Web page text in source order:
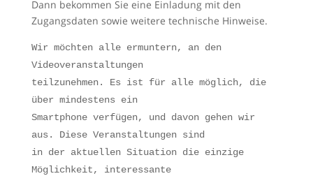
Dann bekommen Sie eine Einladung mit den
Zugangsdaten sowie weitere technische Hinweise.
Wir möchten alle ermuntern, an den
Videoveranstaltungen
teilzunehmen. Es ist für alle möglich, die
über mindestens ein
Smartphone verfügen, und davon gehen wir
aus. Diese Veranstaltungen sind
in der aktuellen Situation die einzige
Möglichkeit, interessante